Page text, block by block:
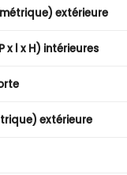
extérieure
x l x H) intérieures
extérieure